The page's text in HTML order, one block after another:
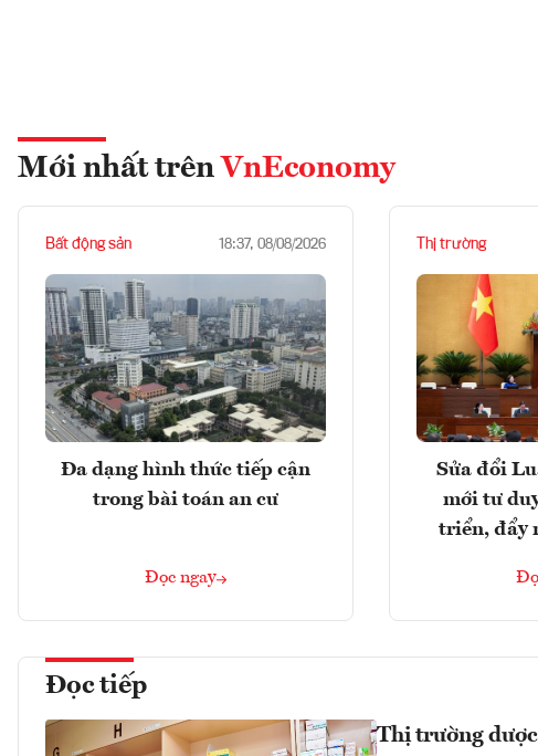
Mới nhất trên VnEconomy
Bất động sản 18:37, 08/08/2026
Đa dạng hình thức tiếp cận
trong bài toán an cư
Đọc ngay
Thị trường
Sửa đổi
mới tư
triển, đẩy
Đọc tiếp
Thị trường